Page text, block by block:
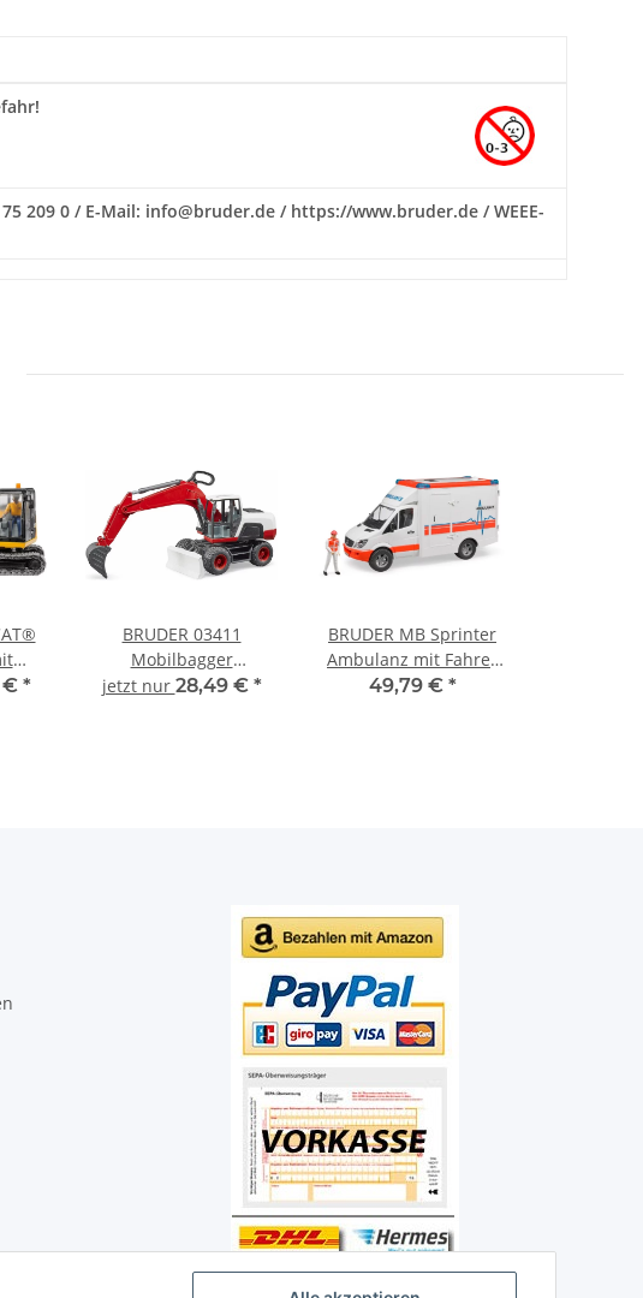
209 0 / E-Mail: info@bruder.de / https://www.bruder.de / WEEE-
€ *
BRUDER 03411
Mobilbagger
Baufahrzeug Profi-Serie
jetzt nur 28,49 € *
BRUDER MB Sprinter
Ambulanz mit Fahrer
02536
49,79 € *